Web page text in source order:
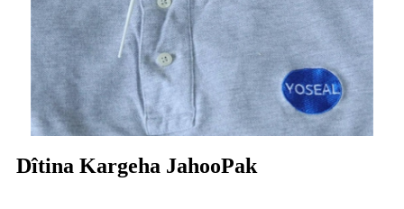
Dîtina Kargeha JahooPak